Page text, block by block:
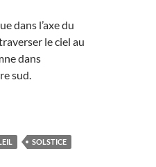
dans l’axe du
le ciel au
dans
sud.
septembre, jour de l’équinoxe
SOLSTICE